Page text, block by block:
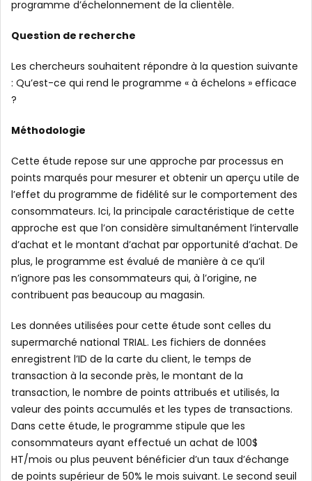
programme d’échelonnement de la clientèle.
Question de recherche
Les chercheurs souhaitent répondre à la question suivante
: Qu’est-ce qui rend le programme « à échelons » efficace
?
Méthodologie
Cette étude repose sur une approche par processus en
points marqués pour mesurer et obtenir un aperçu utile de
l’effet du programme de fidélité sur le comportement des
consommateurs. Ici, la principale caractéristique de cette
approche est que l’on considère simultanément l’intervalle
d’achat et le montant d’achat par opportunité d’achat. De
plus, le programme est évalué de manière à ce qu’il
n’ignore pas les consommateurs qui, à l’origine, ne
contribuent pas beaucoup au magasin.
Les données utilisées pour cette étude sont celles du
supermarché national TRIAL. Les fichiers de données
enregistrent l’ID de la carte du client, le temps de
transaction à la seconde près, le montant de la
transaction, le nombre de points attribués et utilisés, la
valeur des points accumulés et les types de transactions.
Dans cette étude, le programme stipule que les
consommateurs ayant effectué un achat de 100$
HT/mois ou plus peuvent bénéficier d’un taux d’échange
de points supérieur de 50% le mois suivant. Le second seuil